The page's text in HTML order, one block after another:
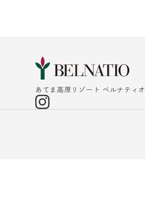
あてま高原リゾート ベルナティオ